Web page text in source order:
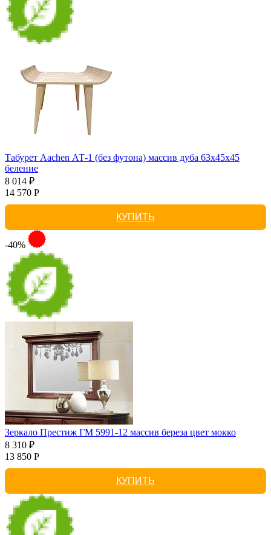
Табурет Aachen АТ-1 (без футона) массив дуба 63х45х45
беление
8 014 ₽
14 570 Р
КУПИТЬ
-40%
Зеркало Престиж ГМ 5991-12 массив береза цвет мокко
8 310 ₽
13 850 Р
КУПИТЬ